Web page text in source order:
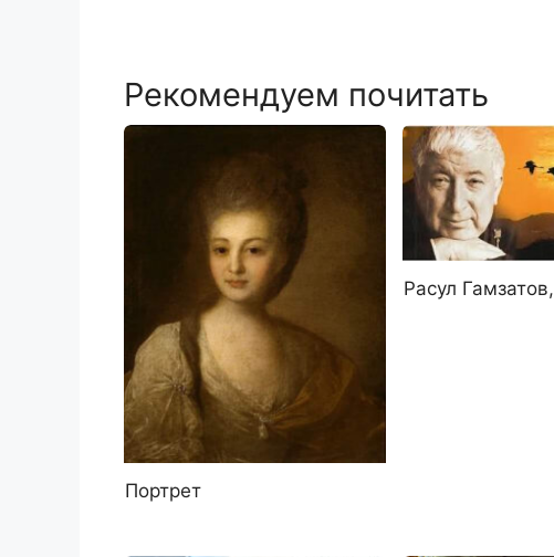
Рекомендуем почитать
Портрет
Расул